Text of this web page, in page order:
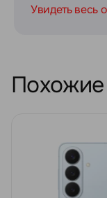
Увидеть весь